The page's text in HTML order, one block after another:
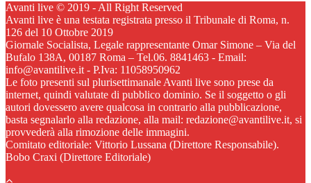
Avanti live © 2019 - All Right Reserved
Avanti live è una testata registrata presso il Tribunale di Roma, n.
126 del 10 Ottobre 2019
Giornale Socialista, Legale rappresentante Omar Simone – Via del
Bufalo 138A, 00187 Roma – Tel.06. 8841463 - Email:
info@avantilive.it - P.Iva: 11058950962
Le foto presenti sul plurisettimanale Avanti live sono prese da
internet, quindi valutate di pubblico dominio. Se il soggetto o gli
autori dovessero avere qualcosa in contrario alla pubblicazione,
basta segnalarlo alla redazione, alla mail: redazione@avantilive.it, si
provvederà alla rimozione delle immagini.
Comitato editoriale: Vittorio Lussana (Direttore Responsabile).
Bobo Craxi (Direttore Editoriale)